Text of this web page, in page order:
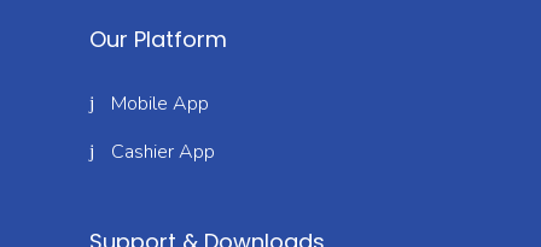
Our Platform
Mobile App
Cashier App
Support & Downloads